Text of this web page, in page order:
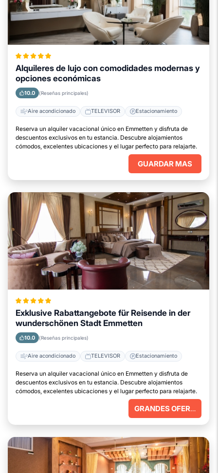
Alquileres de lujo con comodidades modernas y
opciones económicas
10.0 (Reseñas principales)
Aire acondicionado TELEVISOR Estacionamiento
Reserva un alquiler vacacional único en Emmetten y disfruta de
descuentos exclusivos en tu estancia. Descubre alojamientos
cómodos, excelentes ubicaciones y el lugar perfecto para relajarte.
GUARDAR MAS
Exklusive Rabattangebote für Reisende in der
wunderschönen Stadt Emmetten
10.0 (Reseñas principales)
Aire acondicionado TELEVISOR Estacionamiento
Reserva un alquiler vacacional único en Emmetten y disfruta de
descuentos exclusivos en tu estancia. Descubre alojamientos
cómodos, excelentes ubicaciones y el lugar perfecto para relajarte.
GRANDES OFERTAS